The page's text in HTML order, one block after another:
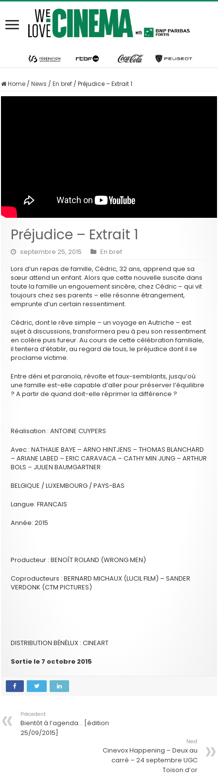
Home / News / En bref / Préjudice – Extrait 1
Préjudice – Extrait 1
septembre 25, 2015
En bref
Lors d’un repas de famille, Cédric, 32 ans, apprend que sa
sœur attend un enfant. Alors que cette nouvelle suscite dans
toute la famille un engouement sincère, chez Cédric – qui vit
toujours chez ses parents – elle résonne étrangement,
emprunte d’un certain ressentiment.
Cédric, dont le rêve simple – un voyage en Autriche – est
sujet à discussions, transformera peu à peu son ressentiment
en colère puis fureur. Au cours de cette célébration familiale,
il tentera d’établir, au regard de tous, le préjudice dont il se
proclame victime.
Entre déni et paranoïa, révolte et faux-semblants, jusqu’où
une famille est-elle capable d’aller pour préserver l’équilibre
? A partir de quand doit-elle réprimer la différence ?
Réalisation : ANTOINE CUYPERS
Avec : NATHALIE BAYE – ARNO HINTJENS – THOMAS BLANCHARD
– ARIANE LABED – ERIC CARAVACA – CATHY MIN JUNG – ARTHUR
BOLS – JULIEN BAUMGARTNER
BELGIQUE / LUXEMBOURG / PAYS-BAS
Langue: FRANCAIS
Année: 2015
Producteur : BENOÎT ROLAND (WRONG MEN)
Coproducteurs : BERNARD MICHAUX (LUCIL FILM) – SANDER
VERDONK (CTM PICTURES)
DISTRIBUTION BÉNÉLUX : CINEART
Sortie le 7 octobre 2015
Précedent
Bientôt à l’agenda… [édition
25/09/2015]
Next
Cinevox Happening – Deux au
carré – 24 septembre UGC
Toison d’or